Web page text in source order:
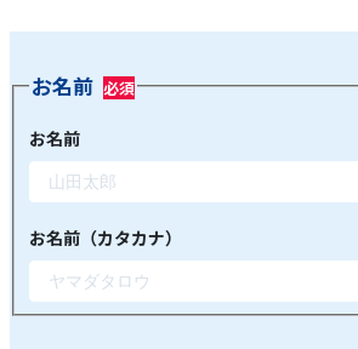
お名前
お名前
お名前（カタカナ）